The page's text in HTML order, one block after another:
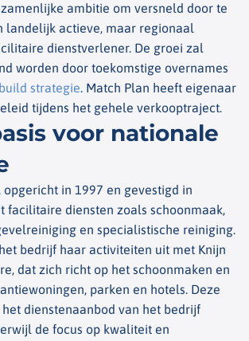
ambitie om versneld door te
landelijk actieve, maar regionaal
dienstverlener. De groei zal
worden door toekomstige overnames
strategie. Match Plan heeft eigenaar
tijdens het gehele verkooptraject.
voor nationale
opgericht in 1997 en gevestigd in
facilitaire diensten zoals schoonmaak,
en specialistische reiniging.
bedrijf haar activiteiten uit met Knijn
dat zich richt op het schoonmaken en
parken en hotels. Deze
dienstenaanbod van het bedrijf
de focus op kwaliteit en